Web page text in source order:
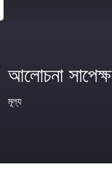
আলোচনা সাপেক্ষ
মূল্য